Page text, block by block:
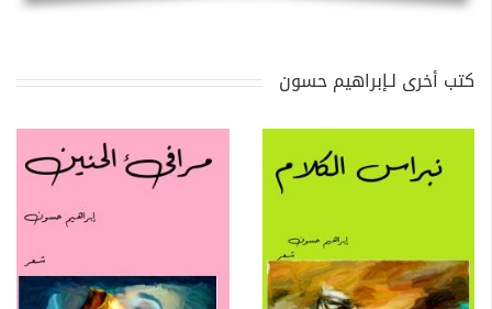
كتب أخرى لـإبراهيم حسون